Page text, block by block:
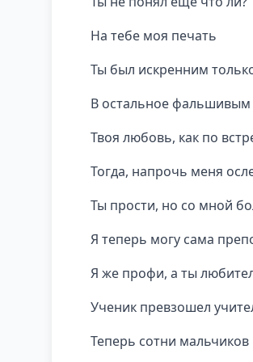
На тебе моя печать
Ты был искренним
В остальное
Твоя любовь, как по
Тогда, напрочь меня
Ты прости, но со мной
Я теперь могу сама
Я же профи, а ты
Ученик превзошел
Теперь сотни мальчиков